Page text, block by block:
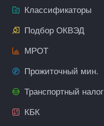
Классификаторы
Подбор ОКВЭД
МРОТ
Прожиточный мин.
Транспортный налог
КБК